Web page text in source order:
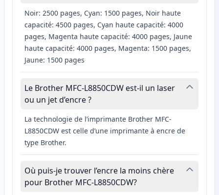
Noir: 2500 pages, Cyan: 1500 pages, Noir haute
capacité: 4500 pages, Cyan haute capacité: 4000
pages, Magenta haute capacité: 4000 pages, Jaune
haute capacité: 4000 pages, Magenta: 1500 pages,
Jaune: 1500 pages
Le Brother MFC-L8850CDW est-il un laser
ou un jet d’encre ?
La technologie de l’imprimante Brother MFC-
L8850CDW est celle d’une imprimante à encre de
type Brother.
Où puis-je trouver l’encre la moins chère
pour Brother MFC-L8850CDW?